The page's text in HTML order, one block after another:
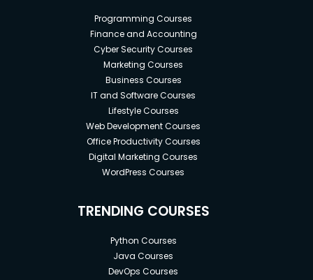
Programming Courses
Finance and Accounting
Cyber Security Courses
Marketing Courses
Business Courses
IT and Software Courses
Lifestyle Courses
Web Development Courses
Office Productivity Courses
Digital Marketing Courses
WordPress Courses
TRENDING COURSES
Python Courses
Java Courses
DevOps Courses